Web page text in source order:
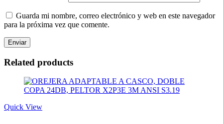
Guarda mi nombre, correo electrónico y web en este navegador
para la próxima vez que comente.
Related products
Quick View